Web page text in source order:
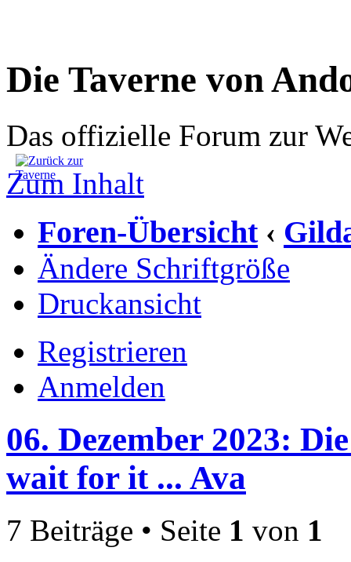
Die Taverne von
Das offizielle Forum zur
Zum Inhalt
Foren-Übersicht ‹
Ändere Schriftgröße
Druckansicht
Registrieren
Anmelden
06. Dezember 2023:
wait for it ... Ava
7 Beiträge • Seite 1 von 1